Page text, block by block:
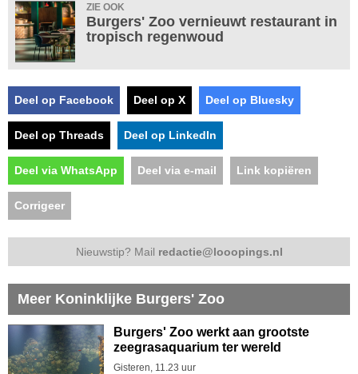
ZIE OOK
Burgers' Zoo vernieuwt restaurant in
tropisch regenwoud
Deel op Facebook Deel op X Deel op Bluesky
Deel op Threads Deel op LinkedIn
Deel via WhatsApp Deel via e-mail Link kopiëren
Corrigeer
Nieuwstip? Mail redactie@looopings.nl
Meer Koninklijke Burgers' Zoo
Burgers' Zoo werkt aan grootste
zeegrasaquarium ter wereld
Gisteren, 11.23 uur